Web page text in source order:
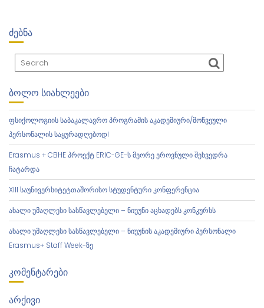
ᲫᲔᲑᲜᲐ
ᲑᲝᲚᲝ ᲡᲘᲐᲮᲚᲔᲔᲑᲘ
ფსიქოლოგიის საბაკალავრო პროგრამის აკადემიური/მოწვეული
პერსონალის საყურადღებოდ!
Erasmus + CBHE პროექტ ERIC-GE-ს მეორე ეროვნული შეხვედრა
ჩატარდა
XIII საუნივერსიტეტთაშორისო სტუდენტური კონფერენცია
ახალი უმაღლესი სასწავლებელი – ნიუუნი აცხადებს კონკურსს
ახალი უმაღლესი სასწავლებელი – ნიუუნის აკადემიური პერსონალი
Erasmus+ Staff Week-ზე
ᲙᲝᲛᲔᲜᲢᲐᲠᲔᲑᲘ
ᲐᲠᲥᲘᲕᲘ